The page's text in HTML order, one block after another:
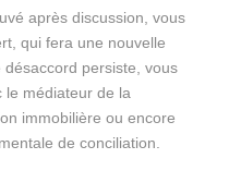
après discussion, vous
qui fera une nouvelle
persiste, vous
le médiateur de la
immobilière ou encore
de conciliation.